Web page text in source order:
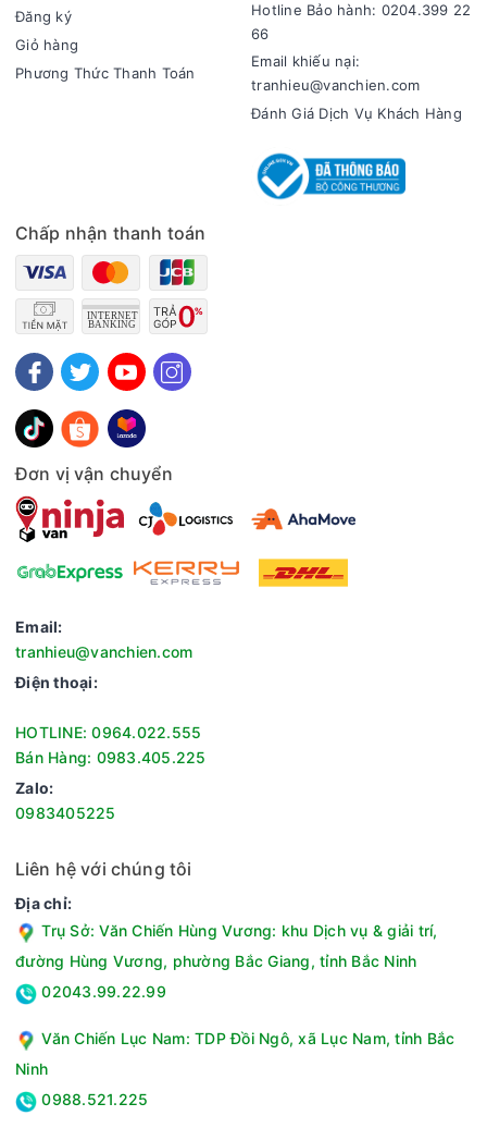
Đăng ký
Giỏ hàng
Phương Thức Thanh Toán
Hotline Bảo hành: 0204.399 22
66
Email khiếu nại:
tranhieu@vanchien.com
Đánh Giá Dịch Vụ Khách Hàng
Chấp nhận thanh toán
Đơn vị vận chuyển
Email:
tranhieu@vanchien.com
Điện thoại:
HOTLINE: 0964.022.555
Bán Hàng: 0983.405.225
Zalo:
0983405225
Liên hệ với chúng tôi
Địa chỉ:
Trụ Sở: Văn Chiến Hùng Vương: khu Dịch vụ & giải trí,
đường Hùng Vương, phường Bắc Giang, tỉnh Bắc Ninh
02043.99.22.99
Văn Chiến Lục Nam: TDP Đồi Ngô, xã Lục Nam, tỉnh Bắc
Ninh
0988.521.225